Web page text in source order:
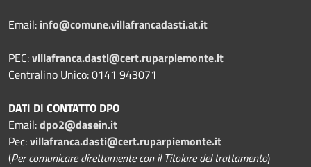
Email: info@comune.villafrancadasti.at.it
PEC:villafranca.dasti@cert.ruparpiemonte.it
Centralino Unico: 0141 943071
DATI DI CONTATTO DPO
Email:dpo2@dasein.it
Pec:villafranca.dasti@cert.ruparpiemonte.it
(Per comunicare direttamente con il Titolare del trattamento)